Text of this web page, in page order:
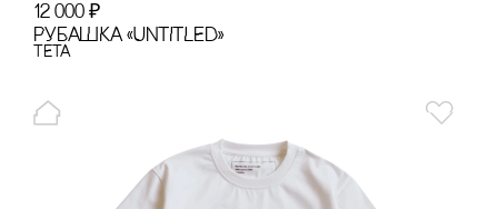
12 000 ₽
РУБАШКА «UNTITLED»
TETA